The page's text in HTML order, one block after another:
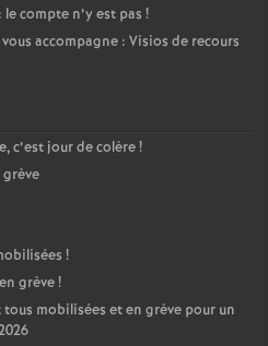
compte n’y est pas !
accompagne : Visios de recours
c’est jour de colère!
!
grève!
mobilisées et en grève pour un